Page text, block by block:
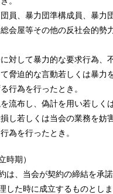
員、暴力団準構成員、暴力
会屋等その他の反社会的勢
対して暴力的な要求行為、
脅迫的な言動若しくは暴力
行為を行ったとき。
流布し、偽計を用い若しく
し若しくは当会の業務を妨
為を行ったとき。
時期）
は、当会が契約の締結を承
した時に成立するものとしま